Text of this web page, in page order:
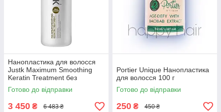
Нанопластика для волосся
Justk Maximum Smoothing
Keratin Treatment без
формальдегіду, 1000 мл
Готово до відправки
3 450 ₴ 6 483 ₴
Portier Unique Нанопластика
для волосся 100 г
Готово до відправки
250 ₴ 450 ₴